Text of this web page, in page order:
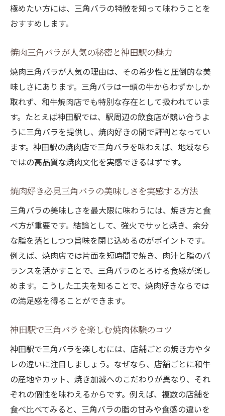
和牛の三角バラを味わう喜びを神田駅で発見
神田駅で体験する和牛焼肉三角バラの魅力
楽しみ方
神田駅周辺で和牛三角バラを味わう特別な
瞬間
和牛焼肉の三角バラで贅沢な時間を過ごす
方法
焼肉通が選ぶ神田駅近の三角バラの楽しみ
方
神田駅で堪能する和牛焼肉三角バラの美味
しさ
焼肉で味わう三角バラが希少部位と呼ばれ
る理由
三角バラは焼肉好きにおすすめしたい希少
な部位
焼肉店で三角バラを選ぶ際のポイントや楽
しみ方
能する
焼肉三角バラの希少性と美味しさを徹底解
説
焼肉好きが三角バラを選ぶべき理由と体験
談
焼肉三角バラの美味しさを引き出すコツとは
極めたい方には、三角バラの特徴を知って味わうことを
おすすめします。
焼肉三角バラが人気の秘密と神田駅の魅力
焼肉三角バラが人気の理由は、その希少性と圧倒的な美
味しさにあります。三角バラは一頭の牛からわずかしか
取れず、和牛焼肉店でも特別な存在として扱われていま
す。たとえば神田駅では、駅周辺の飲食店が競い合うよ
うに三角バラを提供し、焼肉好きの間で評判となってい
ます。神田駅の焼肉店で三角バラを味わえば、地域なら
ではの高品質な焼肉文化を実感できるはずです。
焼肉好き必見三角バラの美味しさを実感する方法
三角バラの美味しさを最大限に味わうには、焼き方と食
べ方が重要です。結論として、強火でサッと焼き、余分
な脂を落としつつ旨味を閉じ込めるのがポイントです。
例えば、焼肉店では片面を短時間で焼き、肉汁と脂のバ
ランスを活かすことで、三角バラのとろける食感が楽し
めます。こうした工夫を知ることで、焼肉好きならでは
の満足感を得ることができます。
神田駅で三角バラを楽しむ焼肉体験のコツ
神田駅で三角バラを楽しむには、店舗ごとの焼き方やタ
レの違いに注目しましょう。なぜなら、店舗ごとに和牛
の産地やカット、焼き加減へのこだわりが異なり、それ
ぞれの個性を味わえるからです。例えば、複数の店舗を
食べ比べてみると、三角バラの脂の甘みや食感の違いを